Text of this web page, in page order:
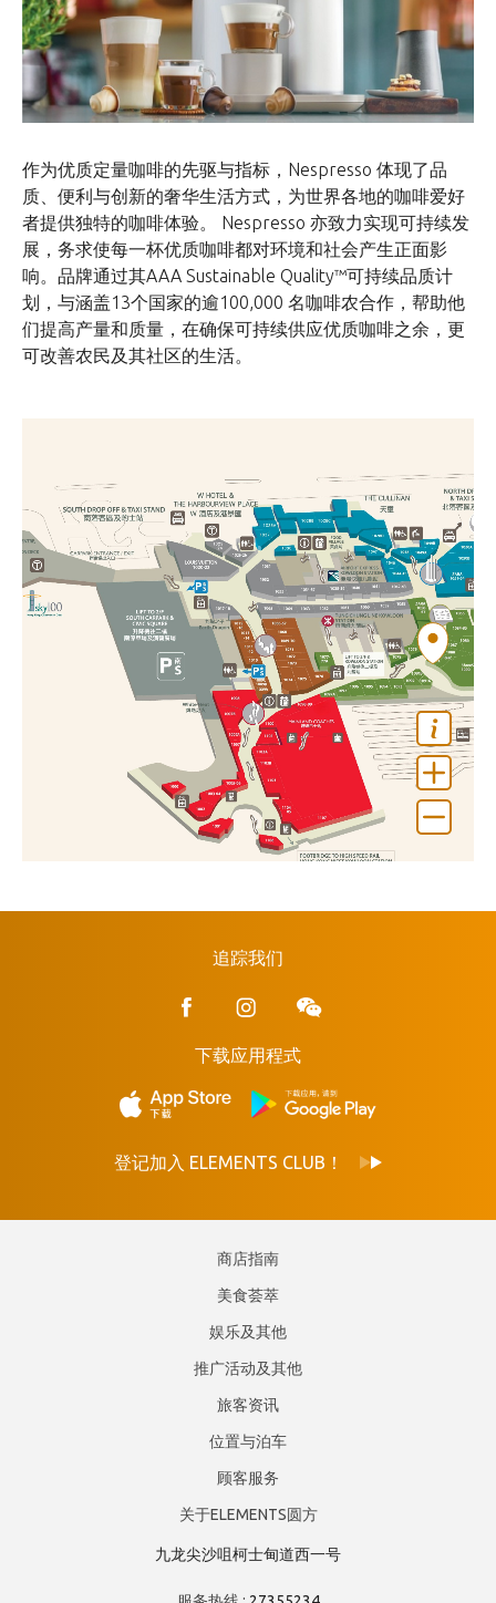
作为优质定量咖啡的先驱与指标，Nespresso 体现了品
质、便利与创新的奢华生活方式，为世界各地的咖啡爱好
者提供独特的咖啡体验。 Nespresso 亦致力实现可持续发
展，务求使每一杯优质咖啡都对环境和社会产生正面影
响。品牌通过其AAA Sustainable Quality™可持续品质计
划，与涵盖13个国家的逾100,000 名咖啡农合作，帮助他
们提高产量和质量，在确保可持续供应优质咖啡之余，更
可改善农民及其社区的生活。
追踪我们
下载应用程式
登记加入 ELEMENTS CLUB！
商店指南
美食荟萃
娱乐及其他
推广活动及其他
旅客资讯
位置与泊车
顾客服务
关于ELEMENTS圆方
九龙尖沙咀柯士甸道西一号